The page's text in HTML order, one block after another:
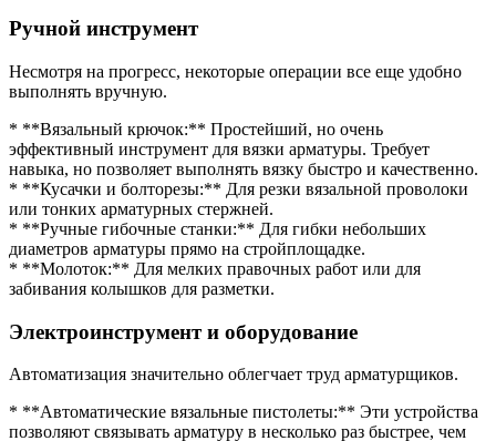
Ручной инструмент
Несмотря на прогресс, некоторые операции все еще удобно
выполнять вручную.
* **Вязальный крючок:** Простейший, но очень
эффективный инструмент для вязки арматуры. Требует
навыка, но позволяет выполнять вязку быстро и качественно.
* **Кусачки и болторезы:** Для резки вязальной проволоки
или тонких арматурных стержней.
* **Ручные гибочные станки:** Для гибки небольших
диаметров арматуры прямо на стройплощадке.
* **Молоток:** Для мелких правочных работ или для
забивания колышков для разметки.
Электроинструмент и оборудование
Автоматизация значительно облегчает труд арматурщиков.
* **Автоматические вязальные пистолеты:** Эти устройства
позволяют связывать арматуру в несколько раз быстрее, чем